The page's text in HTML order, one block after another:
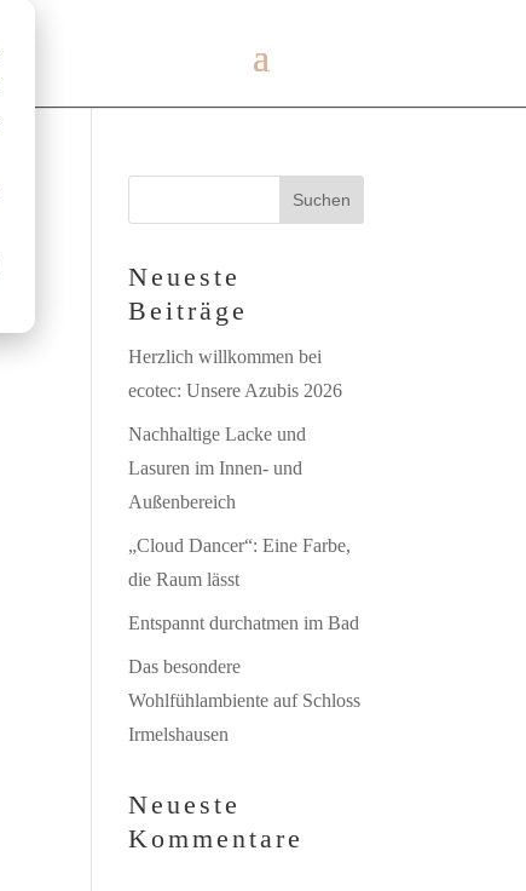
Neueste
Beiträge
Herzlich willkommen bei
ecotec: Unsere Azubis 2026
Nachhaltige Lacke und
Lasuren im Innen- und
Außenbereich
„Cloud Dancer“: Eine Farbe,
die Raum lässt
Entspannt durchatmen im Bad
Das besondere
Wohlfühlambiente auf Schloss
Irmelshausen
Neueste
Kommentare